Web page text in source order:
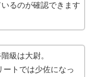
るのが確認できます
級は大尉。
トでは少佐になっ